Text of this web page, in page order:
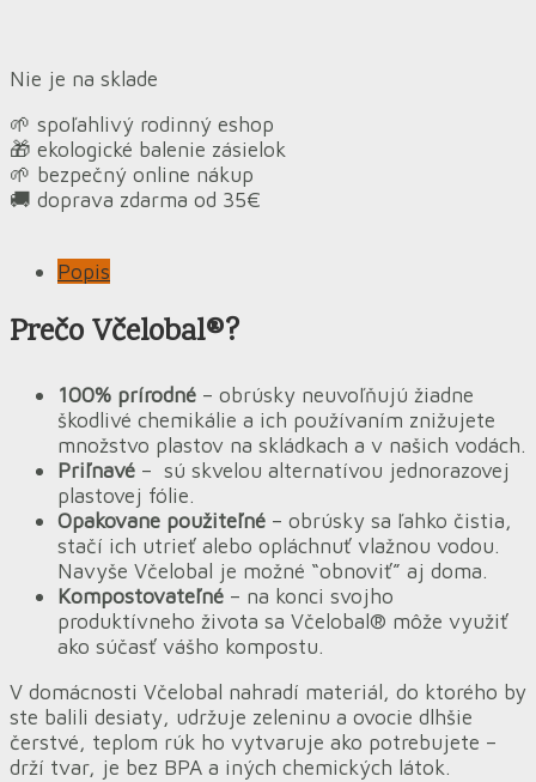
Nie je na sklade
🌱 spoľahlivý rodinný eshop
🎁 ekologické balenie zásielok
🌱 bezpečný online nákup
🚚 doprava zdarma od 35€
Popis
Prečo Včelobal®?
100% prírodné – obrúsky neuvoľňujú žiadne
škodlivé chemikálie a ich používaním znižujete
množstvo plastov na skládkach a v našich vodách.
Priľnavé – sú skvelou alternatívou jednorazovej
plastovej fólie.
Opakovane použiteľné – obrúsky sa ľahko čistia,
stačí ich utrieť alebo opláchnuť vlažnou vodou.
Navyše Včelobal je možné “obnoviť” aj doma.
Kompostovateľné – na konci svojho
produktívneho života sa Včelobal® môže využiť
ako súčasť vášho kompostu.
V domácnosti Včelobal nahradí materiál, do ktorého by
ste balili desiaty, udržuje zeleninu a ovocie dlhšie
čerstvé, teplom rúk ho vytvaruje ako potrebujete –
drží tvar, je bez BPA a iných chemických látok.